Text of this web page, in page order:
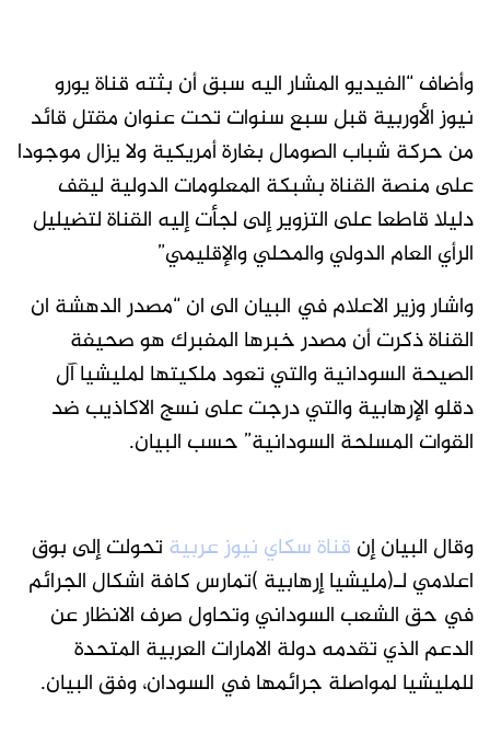
وأضاف “الفيديو المشار اليه سبق أن بثته قناة يورو
نيوز الأوربية قبل سبع سنوات تحت عنوان مقتل قائد
من حركة شباب الصومال بغارة أمريكية ولا يزال موجودا
على منصة القناة بشبكة المعلومات الدولية ليقف
دليلا قاطعا على التزوير إلى لجأت إليه القناة لتضيليل
الرأي العام الدولي والمحلي والإقليمي”
واشار وزير الاعلام في البيان الى ان “مصدر الدهشة ان
القناة ذكرت أن مصدر خبرها المفبرك هو صحيفة
الصيحة السودانية والتي تعود ملكيتها لمليشيا آل
دقلو الإرهابية والتي درجت على نسج الاكاذيب ضد
القوات المسلحة السودانية” حسب البيان.
وقال البيان إن قناة سكاي نيوز عربية تحولت إلى بوق
اعلامي لـ(مليشيا إرهابية )تمارس كافة اشكال الجرائم
في حق الشعب السوداني وتحاول صرف الانظار عن
الدعم الذي تقدمه دولة الامارات العربية المتحدة
للمليشيا لمواصلة جرائمها في السودان، وفق البيان.